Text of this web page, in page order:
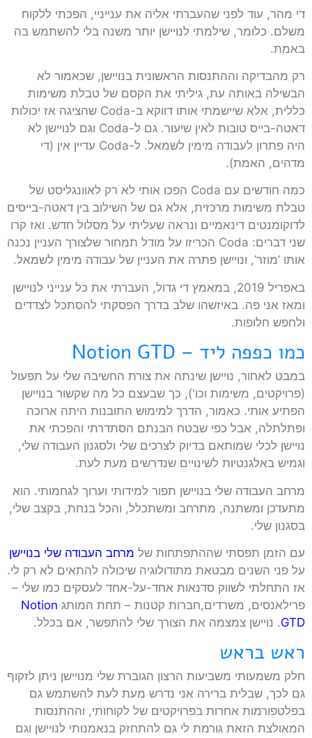
די מהר, עוד לפני שהעברתי אליה את ענייניי, הפכתי ללקוח
משלם. כלומר, שילמתי לנויישן יותר משנה בלי להשתמש בה
באמת.
רק מהבדיקה וההתנסות הראשונית בנויישן, שכאמור לא
הבשילה באותה עת, גיליתי את הקסם של טבלת משימות
כללית, אלא שיישמתי אותו דווקא ב-Coda שהציגה אז יכולות
דאטה-בייס טובות לאין שיעור. גם ל-Coda וגם לנויישן לא
היה פתרון לעבודה מימין לשמאל. ל-Coda עדיין אין (די
מדהים, האמת).
כמה חודשים עם Coda הפכו אותי לא רק לאוונגליסט של
טבלת משימות מרכזית, אלא גם של השילוב בין דאטה-בייסים
לדוקומנטים דינאמיים ונראה שעליתי על מסלול חדש. ואז קרו
שני דברים: Coda הכריזו על מודל תמחור שלצורך העניין נכנה
אותו ‘מוזר’, ונויישן פתרה את העניין של עבודה מימין לשמאל.
באפריל 2019, במאמץ די גדול, העברתי את כל ענייני לנויישן
ומאז אני פה. באיזשהו שלב בדרך הפסקתי להסתכל לצדדים
ולחפש חלופות.
כמו כפפה ליד – Notion GTD
במבט לאחור, נויישן שינתה את צורת החשיבה שלי על תפעול
(פרויקטים, משימות וכו'), כך שבעצם כל מה שקשור בנויישן
הפתיע אותי. כאמור, הדרך למימוש התובנות היתה ארוכה
ופתלתלה, אבל כפי שבטח הבנתם הסתדרתי והפכתי את
נויישן לכלי שמותאם בדיוק לצרכים שלי ולסגנון העבודה שלי,
וגמיש באלגנטיות לשינויים שנדרשים מעת לעת.
מרחב העבודה שלי בנויישן תפור למידותי וערוך לגחמותי. הוא
מתעדכן ומשתנה, מתרחב ומשתכלל, והכל בנחת, בקצב שלי,
בסגנון שלי.
עם הזמן תפסתי שההתפתחות של מרחב העבודה שלי בנויישן
על פני השנים מבטאת מתודולוגיה שיכולה להתאים לא רק לי.
אז התחלתי לשווק סדנאות אחד-על-אחד לעסקים כמו שלי –
פרילאנסים, משרדים,חברות קטנות – תחת המותג Notion
GTD. נויישן צמצמה את הצורך שלי להתפשר, אם בכלל.
ראש בראש
חלק משמעותי משביעות הרצון הגוברת שלי מנויישן ניתן לזקוף
גם לכך, שבלית ברירה אני נדרש מעת לעת להשתמש גם
בפלטפורמות אחרות בפרויקטים של לקוחותי, וההתנסות
המאולצת הזאת גורמת לי גם להתחזק בנאמנותי לנויישן וגם